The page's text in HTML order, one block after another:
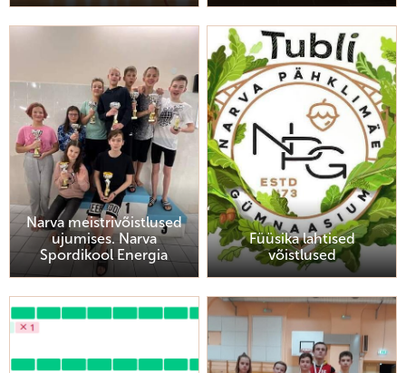
Narva meistrivõistlused
ujumises. Narva
Spordikool Energia
Füüsika lahtised
võistlused